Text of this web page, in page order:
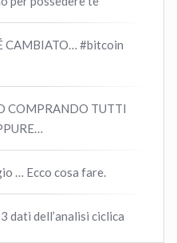
CAMBIATO… #bitcoin
COMPRANDO TUTTI
… Ecco cosa fare.
dati dell’analisi ciclica